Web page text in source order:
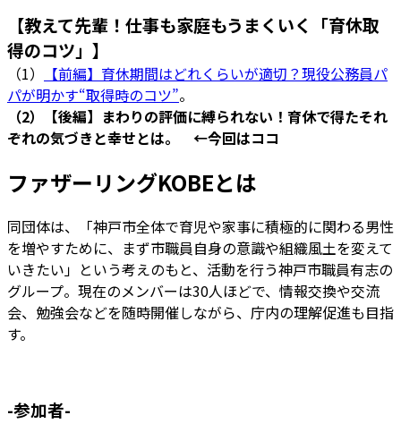
【教えて先輩！仕事も家庭もうまくいく「育休取
得のコツ」】
（1）
【前編】育休期間はどれくらいが適切？現役公務員パ
パが明かす“取得時のコツ”。
（2）【後編】まわりの評価に縛られない！育休で得たそれ
ぞれの気づきと幸せとは。 ←今回はココ
ファザーリングKOBEとは
同団体は、「神戸市全体で育児や家事に積極的に関わる男性
を増やすために、まず市職員自身の意識や組織風土を変えて
いきたい」という考えのもと、活動を行う神戸市職員有志の
グループ。現在のメンバーは30人ほどで、情報交換や交流
会、勉強会などを随時開催しながら、庁内の理解促進も目指
す。
-参加者-